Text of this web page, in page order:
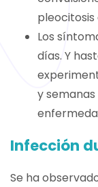
Los
días. Y
y
Infección
Se ha